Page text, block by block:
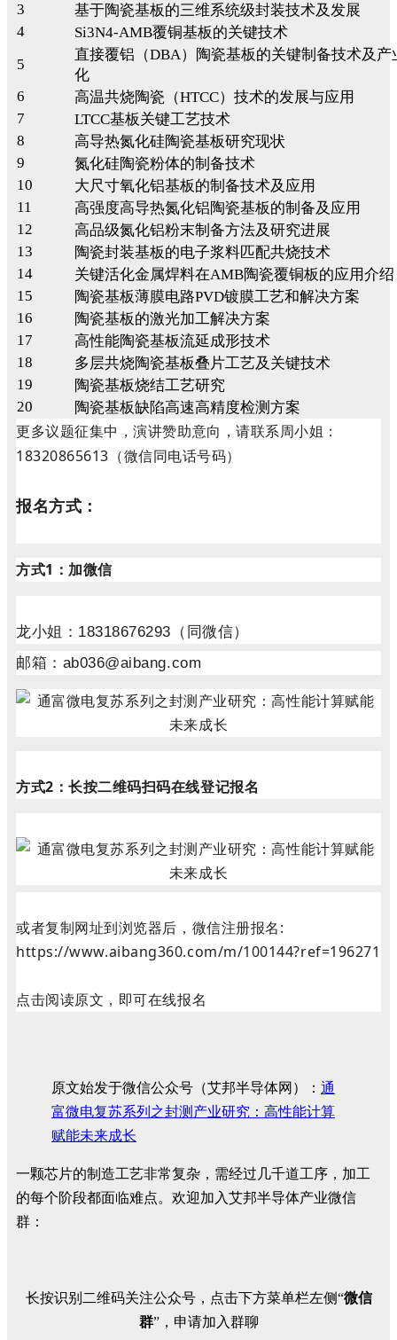
3
基于陶瓷基板的三维系统级封装技术及发展
4
Si3N4-AMB覆铜基板的关键技术
5
直接覆铝（DBA）陶瓷基板的关键制备技术及产
化
6
高温共烧陶瓷（HTCC）技术的发展与应用
7
LTCC基板关键工艺技术
8
高导热氮化硅陶瓷基板研究现状
9
氮化硅陶瓷粉体的制备技术
10
大尺寸氧化铝基板的制备技术及应用
11
高强度高导热氮化铝陶瓷基板的制备及应用
12
高品级氮化铝粉末制备方法及研究进展
13
陶瓷封装基板的电子浆料匹配共烧技术
14
关键活化金属焊料在AMB陶瓷覆铜板的应用介绍
15
陶瓷基板薄膜电路PVD镀膜工艺和解决方案
16
陶瓷基板的激光加工解决方案
17
高性能陶瓷基板流延成形技术
18
多层共烧陶瓷基板叠片工艺及关键技术
19
陶瓷基板烧结工艺研究
20
陶瓷基板缺陷高速高精度检测方案
更多议题征集中，演讲赞助意向，请联系周小姐：
18320865613（微信同电话号码）
报名方式：
方式1：加微信
龙小姐：18318676293（同微信）
邮箱：ab036@aibang.com
方式2：长按二维码扫码在线登记报名
或者复制网址到浏览器后，微信注册报名:
https://www.aibang360.com/m/100144?ref=196271
点击阅读原文，即可在线报名
原文始发于微信公众号（艾邦半导体网）： 通
富微电复苏系列之封测产业研究：高性能计算
赋能未来成长
一颗芯片的制造工艺非常复杂，需经过几千道工序，加工
的每个阶段都面临难点。欢迎加入艾邦半导体产业微信
群：
长按识别二维码关注公众号，点击下方菜单栏左侧“微信
群”，申请加入群聊